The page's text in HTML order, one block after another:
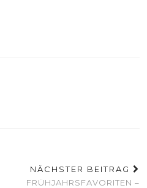
NÄCHSTER BEITRAG
FRÜHJAHRSFAVORITEN –